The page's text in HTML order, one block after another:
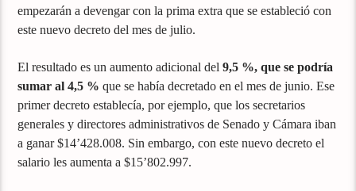
empezarán a devengar con la prima extra que se estableció con
este nuevo decreto del mes de julio.
El resultado es un aumento adicional del 9,5 %, que se podría
sumar al 4,5 %que se había decretado en el mes de junio. Ese
primer decreto establecía, por ejemplo, que los secretarios
generales y directores administrativos de Senado y Cámara iban
a ganar $14’428.008. Sin embargo, con este nuevo decreto el
salario les aumenta a $15’802.997.